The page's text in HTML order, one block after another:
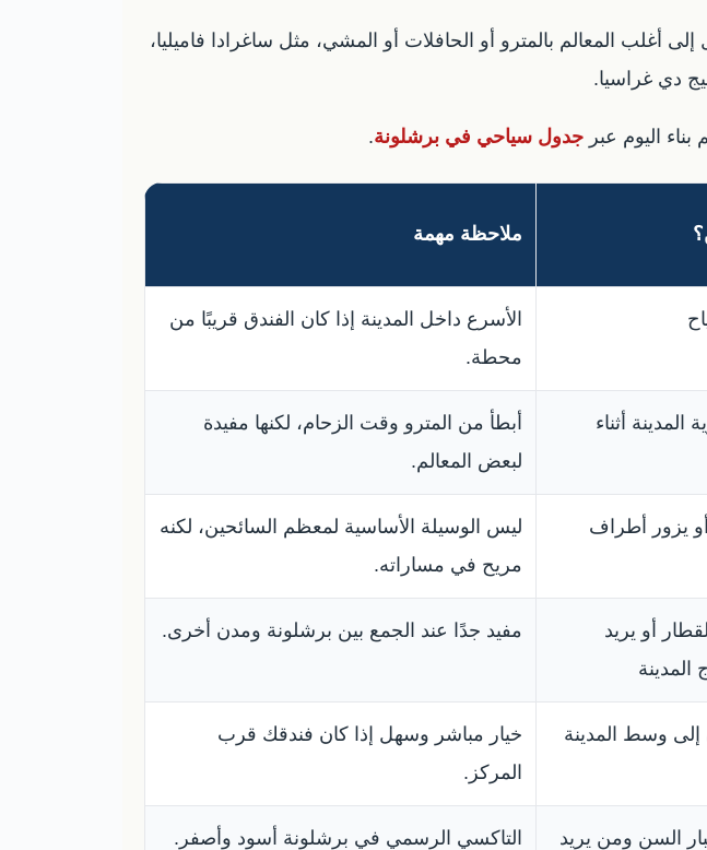
أغلب المعالم بالمترو أو الحافلات أو المشي، مثل ساغرادا فاميليا،
دي غراسيا.
بناء اليوم عبر جدول سياحي في برشلونة.
ملاحظة مهمة
الأسرع داخل المدينة إذا كان الفندق قريبًا من
محطة.
المدينة أثناء
أبطأ من المترو وقت الزحام، لكنها مفيدة
لبعض المعالم.
يزور أطراف
ليس الوسيلة الأساسية لمعظم السائحين، لكنه
مريح في مساراته.
أو يريد
مفيد جدًا عند الجمع بين برشلونة ومدن أخرى.
إلى وسط المدينة
خيار مباشر وسهل إذا كان فندقك قرب
المركز.
السن ومن يريد
التاكسي الرسمي في برشلونة أسود وأصفر.